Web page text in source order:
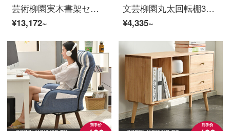
芸術柳園実木書架セット北欧シンプルベッドルームの角が伸縮可能な家庭用パソコンデスク式書卓ゴム木【机の組み合わせ】+【胡桃茶椅子】糖色
¥13,172~
文芸柳園丸太回転棚360度書棚収納書棚学生家庭用丸太書架シンプルで創意的な着地置物棚4階の白
¥4,335~